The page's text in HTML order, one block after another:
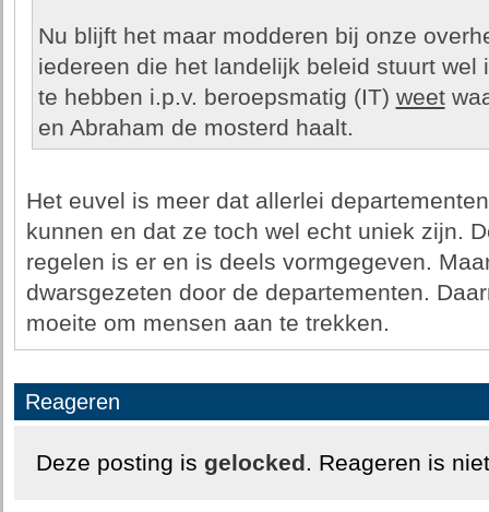
Nu blijft het maar modderen bij onze
iedereen die het landelijk beleid stuurt
te hebben i.p.v. beroepsmatig (IT) weet
en Abraham de mosterd haalt.
Het euvel is meer dat allerlei
kunnen en dat ze toch wel echt uniek zijn.
regelen is er en is deels vormgegeven.
dwarsgezeten door de departementen.
moeite om mensen aan te trekken.
Reageren
Deze posting is gelocked. Reageren is